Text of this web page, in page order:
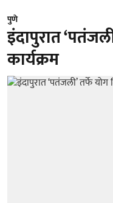
पुणे
इंदापुरात
कार्यक्रम